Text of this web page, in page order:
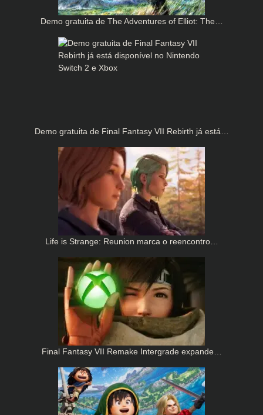
Demo gratuita de The Adventures of Elliot: The…
Demo gratuita de Final Fantasy VII Rebirth já está…
Life is Strange: Reunion marca o reencontro…
Final Fantasy VII Remake Intergrade expande…